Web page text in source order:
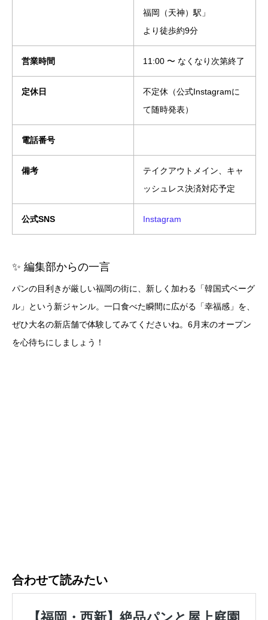
福岡（天神）駅」
より徒歩約9分
営業時間 11:00 〜 なくなり次第終了
定休日
不定休（公式Instagramに
て随時発表）
電話番号
備考
テイクアウトメイン、キャ
ッシュレス決済対応予定
公式SNS Instagram
✨ 編集部からの一言
パンの目利きが厳しい福岡の街に、新しく加わる「韓国式ベーグ
ル」という新ジャンル。一口食べた瞬間に広がる「幸福感」を、
ぜひ大名の新店舗で体験してみてくださいね。6月末のオープン
を心待ちにしましょう！
合わせて読みたい